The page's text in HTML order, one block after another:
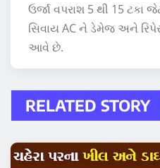
ઉર્જા વપરાશ 5 થી 15
સિવાય AC ને ડેમેજ અને રિપેર
આવે છે.
RELATED STORY